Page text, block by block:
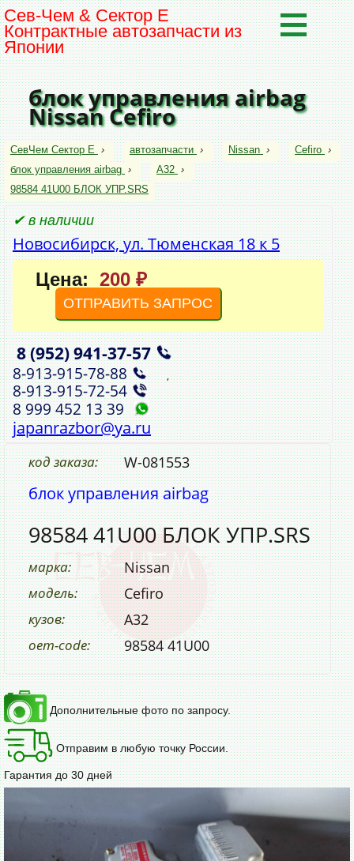
Сев-Чем & Сектор Е
Контрактные автозапчасти из
Японии
блок управления airbag
Nissan Cefiro
СевЧем Сектор Е › автозапчасти › Nissan › Cefiro ›
блок управления airbag › A32 ›
98584 41U00 БЛОК УПР.SRS
✔ в наличии
Новосибирск, ул. Тюменская 18 к 5
Цена: 200 ₽
ОТПРАВИТЬ ЗАПРОС
8 (952)941‑37‑57 ,
8‑913‑915‑78‑88 ,
8‑913‑915‑72‑54
8 999 452 13 39
japanrazbor@ya.ru
код заказа: W-081553
блок управления airbag
98584 41U00 БЛОК УПР.SRS
марка: Nissan
модель: Cefiro
кузов: A32
oem-code: 98584 41U00
Дополнительные фото по запросу.
Отправим в любую точку России.
Гарантия до 30 дней